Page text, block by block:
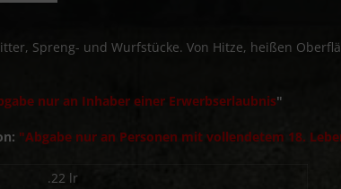
Spreng- und Wurfstücke. Von Hitze, heißen
nur an Inhaber einer Erwerbserlaubnis"
"Abgabe nur an Personen mit vollendetem 18.
.22 lr